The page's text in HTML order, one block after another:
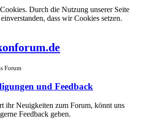
Durch die Nutzung unserer Seite
dass wir Cookies setzen.
Forum
und Feedback
ihr Neuigkeiten zum Forum, könnt uns
Feedback geben.